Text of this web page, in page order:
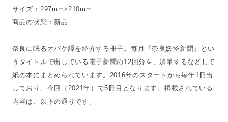
サイズ：297mm×210mm
商品の状態：新品
奈良に眠るオバケ譚を紹介する冊子。毎月『奈良妖怪新聞』とい
うタイトルで出している電子新聞の12回分を、加筆するなどして
紙の本にまとめられています。2016年のスタートから毎年1冊出
しており、今回（2021年）で5冊目となります。掲載されている
内容は、以下の通りです。